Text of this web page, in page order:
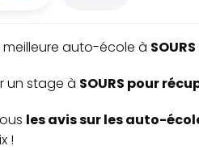
meilleure auto-école à SOURS
un stage à SOURS pour
les avis sur les auto-
!